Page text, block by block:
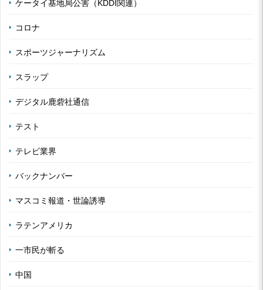
ケータイ基地局公害（KDDI関連）
コロナ
スポーツジャーナリズム
スラップ
デジタル鹿砦社通信
テスト
テレビ業界
バックナンバー
マスコミ報道・世論誘導
ラテンアメリカ
一市民が斬る
中国